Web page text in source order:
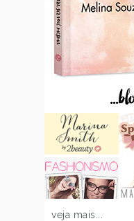
veja mais...